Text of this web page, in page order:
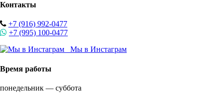
Контакты
+7 (916) 992-0477
+7 (995) 100-0477
Мы в Инстаграм
Время работы
понедельник — суббота